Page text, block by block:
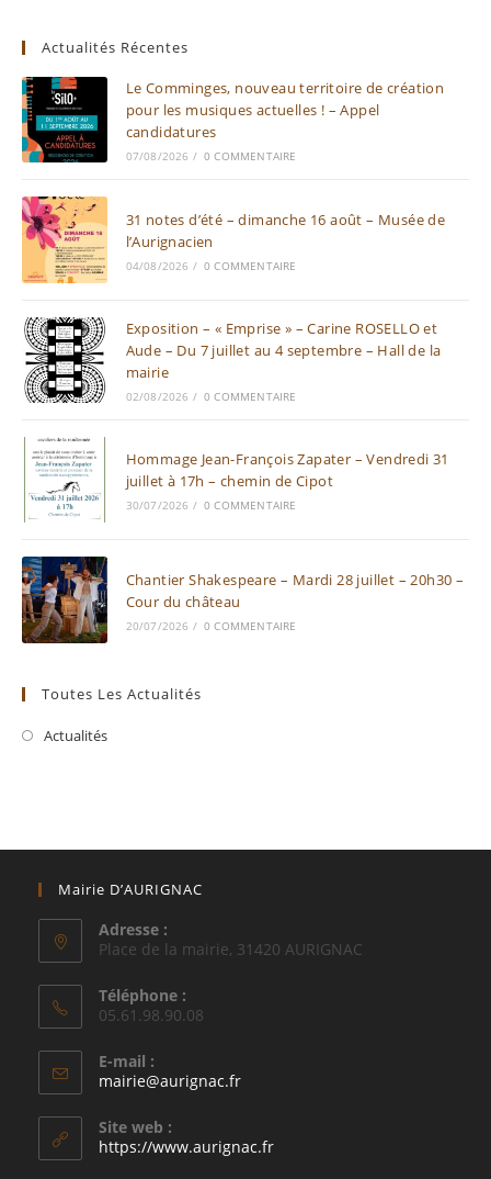
Actualités Récentes
Le Comminges, nouveau territoire de création
pour les musiques actuelles ! – Appel
candidatures
07/08/2026 / 0 COMMENTAIRE
31 notes d’été – dimanche 16 août – Musée de
l’Aurignacien
04/08/2026 / 0 COMMENTAIRE
Exposition – « Emprise » – Carine ROSELLO et
Aude – Du 7 juillet au 4 septembre – Hall de la
mairie
02/08/2026 / 0 COMMENTAIRE
Hommage Jean-François Zapater – Vendredi 31
juillet à 17h – chemin de Cipot
30/07/2026 / 0 COMMENTAIRE
Chantier Shakespeare – Mardi 28 juillet – 20h30 –
Cour du château
20/07/2026 / 0 COMMENTAIRE
Toutes Les Actualités
Actualités
Mairie D’AURIGNAC
Adresse :
Place de la mairie, 31420 AURIGNAC
Téléphone :
05.61.98.90.08
E-mail :
mairie@aurignac.frS’ouvre
application
Site web :
https://www.aurignac.fr